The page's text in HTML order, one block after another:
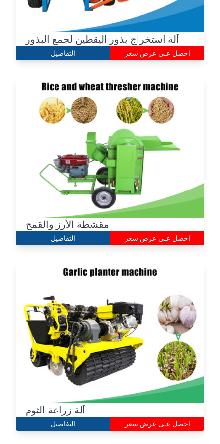
آلة استخراج بذور اليقطين لجمع البذور
التفاصيل احصل على عرض سعر
مقشطة الأرز والقمح
التفاصيل احصل على عرض سعر
آلة زراعة الثوم
التفاصيل احصل على عرض سعر